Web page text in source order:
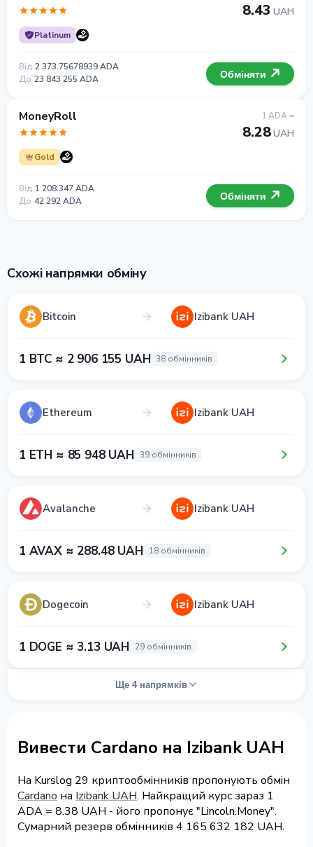
Platinum
8.43 UAH
Від 2 373.75678939 ADA
До 23 843 255 ADA Обміняти
MoneyRoll
Gold
1 ADA =
8.28UAH
Від 1 208.347 ADA
До 42 292 ADA Обміняти
Схожі напрямки обміну
Bitcoin Izibank UAH
1 BTC ≈ 2 906 155 UAH 38 обмінників
Ethereum Izibank UAH
1 ETH ≈ 85 948 UAH 39 обмінників
Avalanche Izibank UAH
1 AVAX ≈ 288.48 UAH 18 обмінників
Dogecoin Izibank UAH
1 DOGE ≈ 3.13 UAH 29 обмінників
Ще 4 напрямків
Вивести Cardano на Izibank UAH
На Kurslog 29 криптообмінників пропонують обмін
Cardano на Izibank UAH. Найкращий курс зараз 1
ADA = 8.38 UAH - його пропонує "Lincoln.Money".
Сумарний резерв обмінників 4 165 632 182 UAH.